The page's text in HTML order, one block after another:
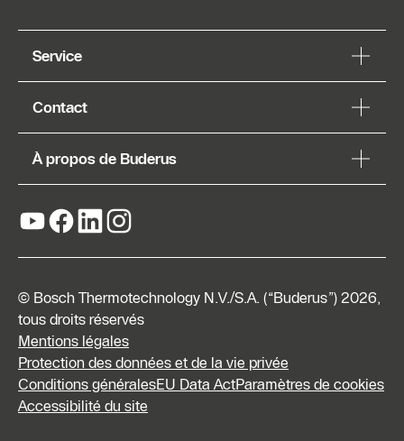
Listes
Service
Contact
À propos de Buderus
© Bosch Thermotechnology N.V./S.A. (“Buderus”) 2026,
tous droits réservés
Mentions légales
Protection des données et de la vie privée
Conditions généralesEU Data ActParamètres de cookies
Accessibilité du site